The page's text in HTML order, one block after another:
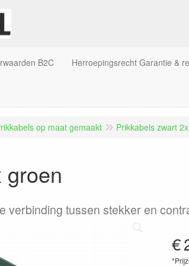
B2C Herroepingsrecht Garantie &
op maat gemaakt Prikkabels zwart
groen
verbinding tussen stekker en
€